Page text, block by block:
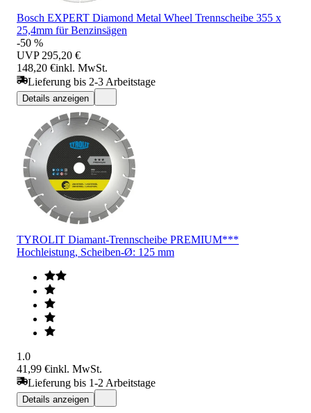
Bosch EXPERT Diamond Metal Wheel Trennscheibe 355 x
25,4mm für Benzinsägen
-50 %
UVP 295,20 €
148,20 €inkl. MwSt.
Lieferung bis 2-3 Arbeitstage
Details anzeigen
TYROLIT Diamant-Trennscheibe PREMIUM***
Hochleistung, Scheiben-Ø: 125 mm
1.0
41,99 €inkl. MwSt.
Lieferung bis 1-2 Arbeitstage
Details anzeigen